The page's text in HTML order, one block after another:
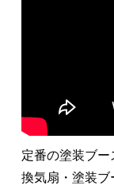
定番の塗装ブー
換気扇・塗装ブ